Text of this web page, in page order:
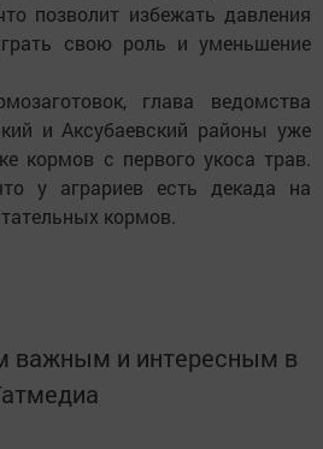
позволит избежать давления
свою роль и уменьшение
глава ведомства
и Аксубаевский районы уже
кормов с первого укоса трав.
у аграриев есть декада на
кормов.
важным и интересным в